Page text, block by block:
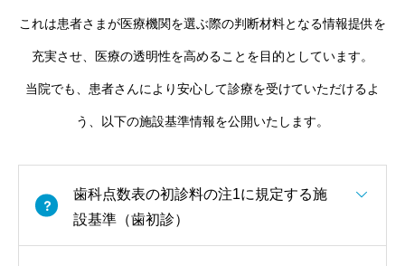
これは患者さまが医療機関を選ぶ際の判断材料となる情報提供を
充実させ、医療の透明性を高めることを目的としています。
当院でも、患者さんにより安心して診療を受けていただけるよ
う、以下の施設基準情報を公開いたします。
歯科点数表の初診料の注1に規定する施
設基準（歯初診）